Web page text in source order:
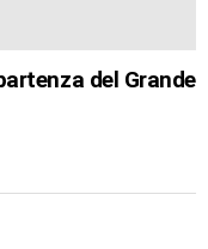
del Grande